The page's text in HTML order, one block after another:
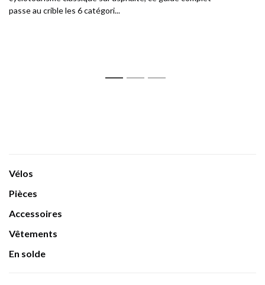
passe au crible les 6 catégori...
Vélos
Pièces
Accessoires
Vêtements
En solde